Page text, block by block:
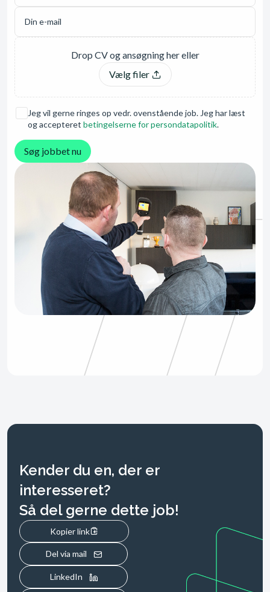
Vælg filer
Jeg vil gerne ringes op vedr. ovenstående job. Jeg har læst
og accepteret betingelserne for persondatapolitik.
Søg jobbet nu
Kender du en, der er
interesseret?
Så del gerne dette job!​
Kopier link
Del via mail
LinkedIn